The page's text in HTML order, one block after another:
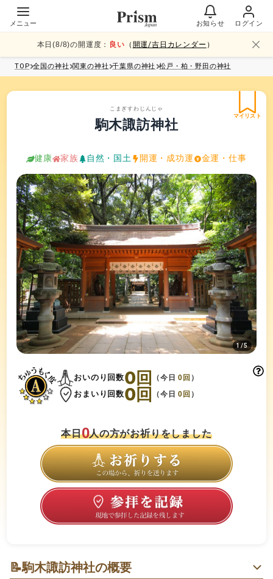
メニュー お知らせ ログイン
本日(8/8)の開運度： 良い （ 開運/吉日カレンダー ）
TOP 全国の神社 関東の神社 千葉県の神社 松戸・柏・野田の神社
マイリスト
こまぎすわじんじゃ
駒木諏訪神社
健康 家族 自然・国土 開運・成功運 金運・仕事
1/5
おいのり回数0回 （今日0回 ）
おまいり回数0回 （今日0回 ）
本日0人の方がお祈りをしました
📝駒木諏訪神社の概要